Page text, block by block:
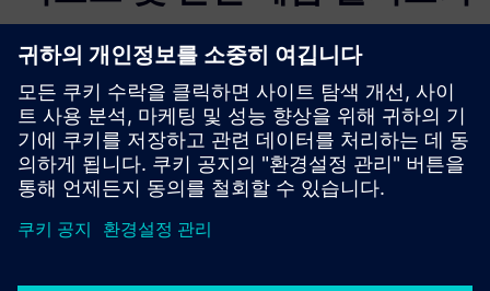
선행 조건
표준화된 인터페이스를 가진 네트워크 빌딩 자동화 시스템
이었어요